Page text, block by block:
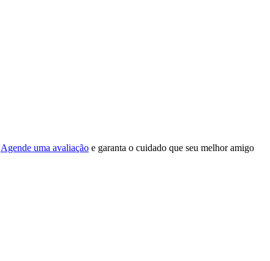
Agende uma avaliação e garanta o cuidado que seu melhor amigo